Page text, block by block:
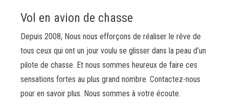
Vol en avion de chasse
Depuis 2008, Nous nous efforçons de réaliser le rêve de
tous ceux qui ont un jour voulu se glisser dans la peau d’un
pilote de chasse. Et nous sommes heureux de faire ces
sensations fortes au plus grand nombre. Contactez-nous
pour en savoir plus. Nous sommes à votre écoute.